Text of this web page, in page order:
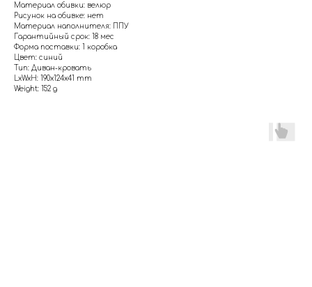
Материал обивки: велюр
Рисунок на обивке: нет
Материал наполнителя: ППУ
Гарантийный срок: 18 мес
Форма поставки: 1 коробка
Цвет: синий
Тип: Диван-кровать
LxWxH: 190x124x41 mm
Weight: 152 g